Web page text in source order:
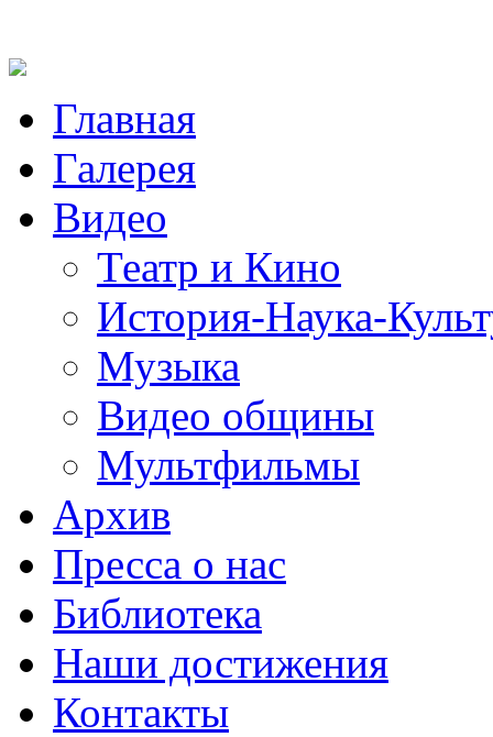
Главная
Галерея
Видео
Театр и Кино
История-Наука-
Музыка
Видео общины
Мультфильмы
Архив
Пресса о нас
Библиотека
Наши достижения
Контакты